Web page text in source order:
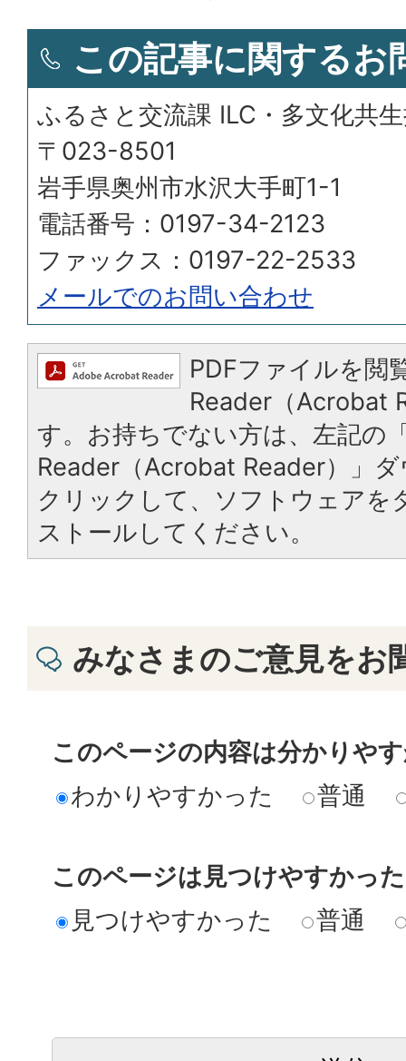
この記事に関するお
ふるさと交流課 ILC・多文化共
〒023-8501
岩手県奥州市水沢大手町1-1
電話番号：0197-34-2123
ファックス：0197-22-2533
メールでのお問い合わせ
PDFファイルを閲
Reader（Acrobat
す。お持ちでない方は、左記の
Reader（Acrobat Reader）」
クリックして、ソフトウェアを
ストールしてください。
みなさまのご意見をお
このページの内容は分かりや
わかりやすかった
普通
このページは見つけやすかっ
見つけやすかった
普通